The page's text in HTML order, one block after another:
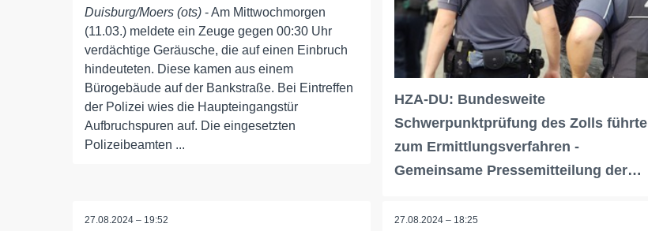
Duisburg/Moers (ots) - Am Mittwochmorgen
(11.03.) meldete ein Zeuge gegen 00:30 Uhr
verdächtige Geräusche, die auf einen Einbruch
hindeuteten. Diese kamen aus einem
Bürogebäude auf der Bankstraße. Bei Eintreffen
der Polizei wies die Haupteingangstür
Aufbruchspuren auf. Die eingesetzten
Polizeibeamten ...
HZA-DU: Bundesweite
Schwerpunktprüfung des Zolls führte
zum Ermittlungsverfahren -
Gemeinsame Pressemitteilung der…
27.08.2024 – 19:52 27.08.2024 – 18:25